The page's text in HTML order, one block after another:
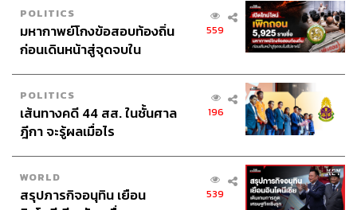
POLITICS
มหากาพย์โกงข้อสอบท้องถิ่น
ก่อนเดินหน้าสู่จุดจบใน
559
POLITICS
เส้นทางคดี 44 สส. ในชั้นศาล
ฎีกา จะรู้ผลเมื่อไร
196
WORLD
สรุปภารกิจอนุทิน เยือน
539